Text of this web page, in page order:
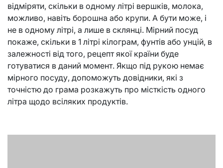
відміряти, скільки в одному літрі вершків, молока,
можливо, навіть борошна або крупи. А бути може, і
не в одному літрі, а лише в склянці. Мірний посуд
покаже, скільки в 1 літрі кілограм, фунтів або унцій, в
залежності від того, рецепт якої країни буде
готуватися в даний момент. Якщо під рукою немає
мірного посуду, допоможуть довідники, які з
точністю до грама розкажуть про місткість одного
літра щодо всіляких продуктів.